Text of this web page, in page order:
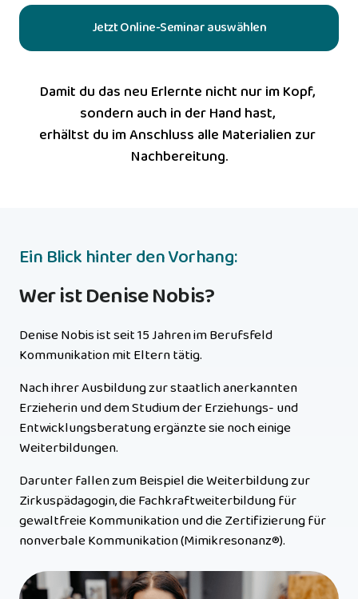
Jetzt Online-Seminar auswählen
Damit du das neu Erlernte nicht nur im Kopf,
sondern auch in der Hand hast,
erhältst du im Anschluss alle Materialien zur
Nachbereitung.
Ein Blick hinter den Vorhang:
Wer ist Denise Nobis?
Denise Nobis ist seit 15 Jahren im Berufsfeld
Kommunikation mit Eltern tätig.
Nach ihrer Ausbildung zur staatlich anerkannten
Erzieherin und dem Studium der Erziehungs- und
Entwicklungsberatung ergänzte sie noch einige
Weiterbildungen.
Darunter fallen zum Beispiel die Weiterbildung zur
Zirkuspädagogin, die Fachkraftweiterbildung für
gewaltfreie Kommunikation und die Zertifizierung für
nonverbale Kommunikation (Mimikresonanz®).